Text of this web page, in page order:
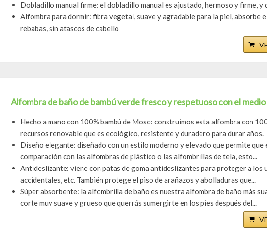
Dobladillo manual firme: el dobladillo manual es ajustado, hermoso y firme, y
Alfombra para dormir: fibra vegetal, suave y agradable para la piel, absorbe
rebabas, sin atascos de cabello
Alfombra de baño de bambú verde fresco y respetuoso con el
Hecho a mano con 100% bambú de Moso: construimos esta alfombra con
recursos renovable que es ecológico, resistente y duradero para durar años.
Diseño elegante: diseñado con un estilo moderno y elevado que permite que
comparación con las alfombras de plástico o las alfombrillas de tela, esto...
Antideslizante: viene con patas de goma antideslizantes para proteger a los
accidentales, etc. También protege el piso de arañazos y abolladuras que...
Súper absorbente: la alfombrilla de baño es nuestra alfombra de baño más
corte muy suave y grueso que querrás sumergirte en los pies después del...